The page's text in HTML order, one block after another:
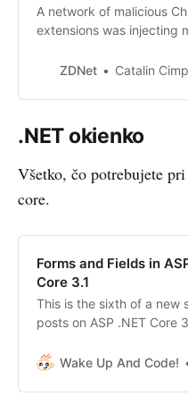
A network of malicious
extensions was injecting
ZDNet
Catalin
.NET okienko
Všetko, čo potrebujete
core.
Forms and Fields in
Core 3.1
This is the sixth of a new
posts on ASP .NET Core
topics over a span of 26
titled AS…
Wake Up And Code!